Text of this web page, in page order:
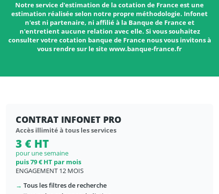
Notre service d'estimation de la cotation de France est une
estimation réalisée selon notre propre méthodologie. Infonet
n'est ni partenaire, ni affilié à la Banque de France et
n'entretient aucune relation avec elle. Si vous souhaitez
consulter votre cotation banque de France nous vous invitons à
vous rendre sur le site www.banque-france.fr
CONTRAT INFONET PRO
Accès illimité à tous les services
3 € HT
pour une semaine
puis 79 € HT par mois
ENGAGEMENT 12 MOIS
→ Tous les filtres de recherche